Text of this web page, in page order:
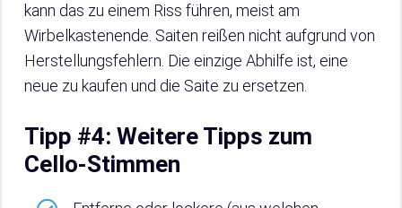
kann das zu einem Riss führen, meist am
Wirbelkastenende. Saiten reißen nicht aufgrund von
Herstellungsfehlern. Die einzige Abhilfe ist, eine
neue zu kaufen und die Saite zu ersetzen.
Tipp #4: Weitere Tipps zum
Cello-Stimmen